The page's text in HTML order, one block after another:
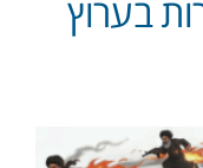
בערוץ